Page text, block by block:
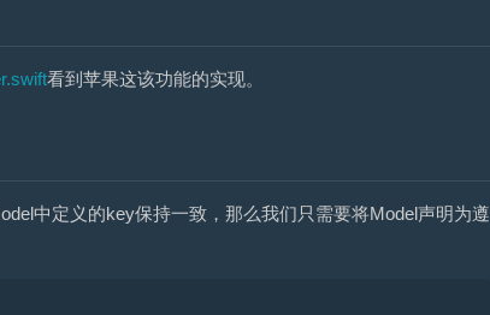
看到苹果这该功能的实现。
中定义的key保持一致，那么我们只需要将Model声明为遵